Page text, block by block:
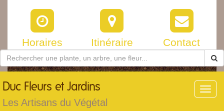
Horaires Itinéraire Contact
Duc Fleurs et Jardins
Les Artisans du Végétal